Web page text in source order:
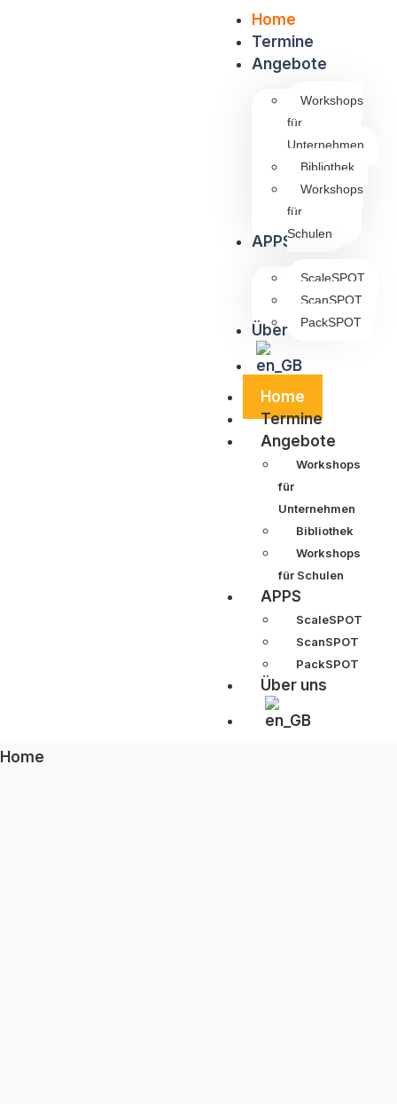
Home
Termine
Angebote
Workshops
für
Unternehmen
Bibliothek
Workshops
für
Schulen
APPS
ScaleSPOT
ScanSPOT
PackSPOT
Über uns
Home
Termine
Angebote
Workshops
für
Unternehmen
Bibliothek
Workshops
für Schulen
APPS
ScaleSPOT
ScanSPOT
PackSPOT
Über uns
Home